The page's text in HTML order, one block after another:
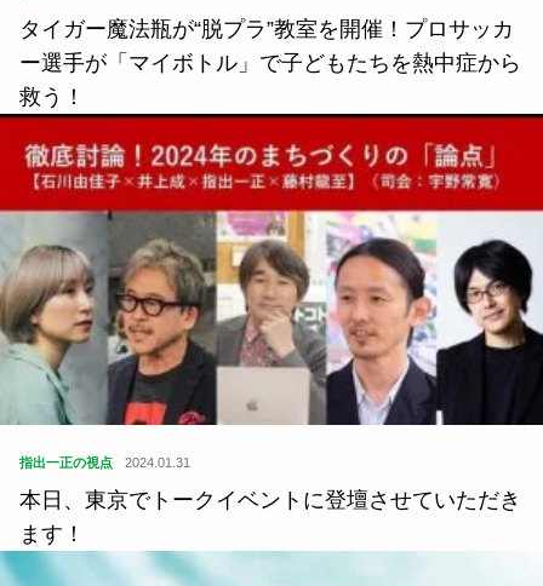
タイガー魔法瓶が“脱プラ”教室を開催！プロサッカ
ー選手が「マイボトル」で子どもたちを熱中症から
救う！
指出一正の視点 2024.01.31
本日、東京でトークイベントに登壇させていただき
ます！